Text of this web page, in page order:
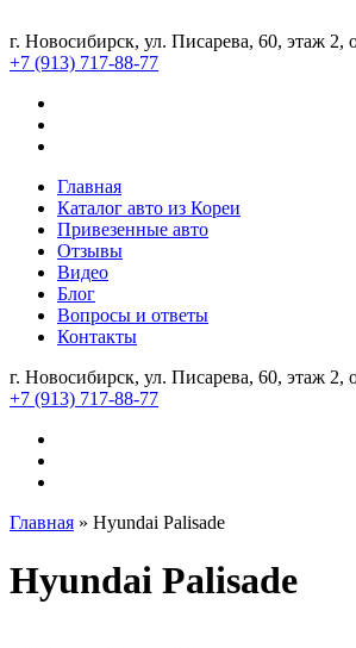
г. Новосибирск, ул. Писарева, 60, этаж 2,
+7 (913) 717-88-77
Главная
Каталог авто из Кореи
Привезенные авто
Отзывы
Видео
Блог
Вопросы и ответы
Контакты
г. Новосибирск, ул. Писарева, 60, этаж 2,
+7 (913) 717-88-77
Главная » Hyundai Palisade
Hyundai Palisade